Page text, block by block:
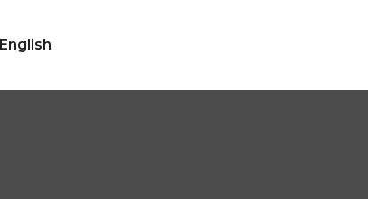
English